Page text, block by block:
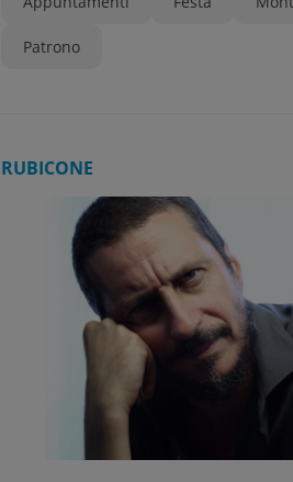
Patrono
RUBICONE